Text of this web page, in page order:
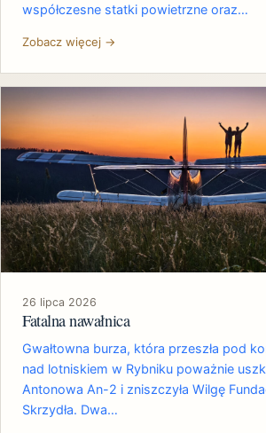
współczesne statki powietrzne oraz…
Zobacz więcej →
26 lipca 2026
Fatalna nawałnica
Gwałtowna burza, która przeszła pod
nad lotniskiem w Rybniku poważnie
Antonowa An-2 i zniszczyła Wilgę
Skrzydła. Dwa…